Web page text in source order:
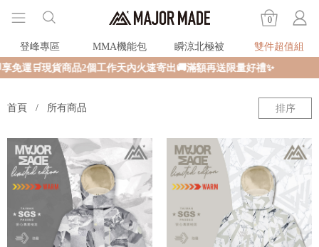
0
登峰專區 MMA機能包 瞬涼北極被
雙件超值組
運🛒現貨商品2個工作天內火速寄出🚚滿額再送限量好禮✨
首頁 所有商品 排序